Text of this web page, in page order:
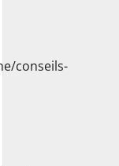
conseils-